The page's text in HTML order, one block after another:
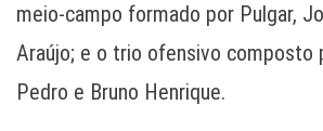
meio-campo formado por Pulgar,
Araújo; e o trio ofensivo composto
Pedro e Bruno Henrique.